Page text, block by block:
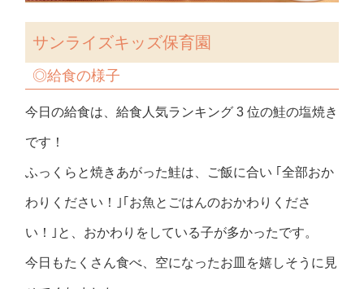
サンライズキッズ保育園
◎給食の様子
今日の給食は、給食人気ランキング 3 位の鮭の塩焼き
です！
ふっくらと焼きあがった鮭は、ご飯に合い ｢全部おか
わりください！｣｢お魚とごはんのおかわりくださ
い！｣と、おかわりをしている子が多かったです。
今日もたくさん食べ、空になったお皿を嬉しそうに見